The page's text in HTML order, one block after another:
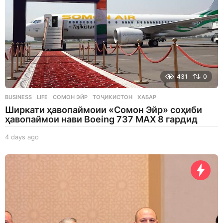
431 0
BUSINESS ,LIFE СОМОН ЭЙР ,ТОҶИКИСТОН ,ХАБАР
Ширкати ҳавопаймоии «Сомон Эйр» соҳиби
ҳавопаймои нави Boeing 737 MAX 8 гардид
4 days ago
a